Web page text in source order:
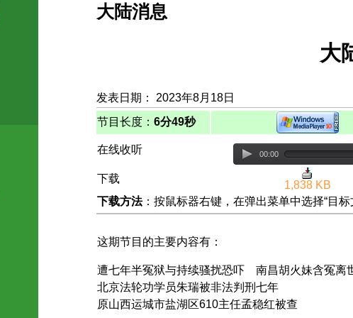
大陆消息
大
发表日期： 2023年8月18日
节目长度： 6分49秒
在线收听 00:00
下载
1,838 KB
下载方法：按鼠标器右键，在弹出菜单中选择“目
这期节目的主要内容有：
遭七年半冤狱与持续骚扰恐吓 南昌胡火妹含冤离
北京法轮功学员朱瑞被非法判刑七年
原山西运城市盐湖区610主任孟稳红被查